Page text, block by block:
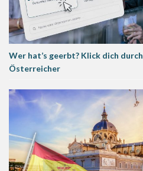
Wer hat’s geerbt? Klick dich
Österreicher